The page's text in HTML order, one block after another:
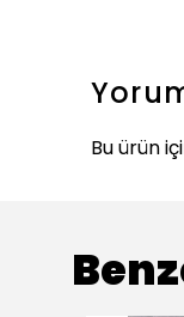
Bu ürün